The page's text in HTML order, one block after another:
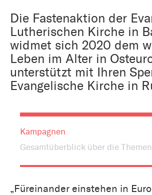
Die Fastenaktion der
Lutherischen Kirche in
widmet sich 2020 dem
Leben im Alter in
unterstützt mit Ihren
Evangelische Kirche in
Kampagnen
Gesamtüberblick über die
„Füreinander einstehen in